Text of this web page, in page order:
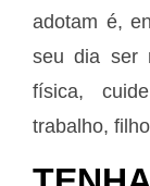
adotam é,
seu dia ser
física,
trabalho,